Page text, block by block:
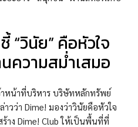
“วินัย” คือหัวใจ
ความสม่ำเสมอ
หน้าที่บริหาร บริษัทหลักทรัพย์
าวว่า Dime! มองว่าวินัยคือหัวใจ
าง Dime! Club ให้เป็นพื้นที่ที่